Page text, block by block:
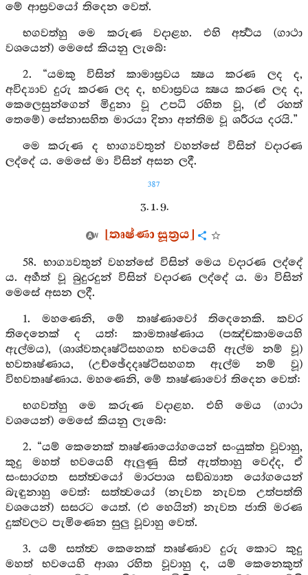
මේ ආස්‍රවයෝ තිදෙන වෙත්.
භගවත්හු මෙ කරුණ වදාළහ. එහි අර්‍ත්‍ථය (ගාථා
වශයෙන්) මෙසේ කියනු ලැබේ:
2. “යමකු විසින් කාමාස්‍රවය ක්‍ෂය කරණ ලද ද,
අවිද්‍යාව දුරු කරණ ලද ද, භවාස්‍රවය ක්‍ෂය කරණ ලද ද,
කෙලෙසුන්ගෙන් මිදුනා වූ උපධි රහිත වූ, (ඒ රහත්
තෙමේ) සේනාසහිත මාරයා දිනා අන්තිම වූ ශරීරය දරයි.”
මෙ කරුණ ද භාග්‍යවතුන් වහන්සේ විසින් වදාරණ
ලද්දේ ය. මෙසේ මා විසින් අසන ලදී.
387
3. 1. 9.
[තෘෂ්ණා සූත්‍රය]
58. භාග්‍යවතුන් වහන්සේ විසින් මෙය වදාරණ ලද්දේ
ය. අර්‍හත් වූ බුදුරදුන් විසින් වදාරණ ලද්දේ ය. මා විසින්
මෙසේ අසන ලදී.
1. මහණෙනි, මේ තෘෂ්ණාවෝ තිදෙනෙකි. කවර
තිදෙනෙක් ද යත්: කාමතෘෂ්ණාය (පඤ්චකාමයෙහි
ඇල්මය), (ශාශ්වතදෘෂ්ටිසහගත භවයෙහි ඇල්ම නම් වූ)
භවතෘෂ්ණාය, (උච්ඡේදදෘෂ්ටිසහගත ඇල්ම නම් වූ)
විභවතෘෂ්ණාය. මහණෙනි, මේ තෘෂ්ණාවෝ තිදෙන වෙත්:
භගවත්හු මෙ කරුණ වදාළහ. එහි මෙය (ගාථා
වශයෙන්) මෙසේ කියනු ලැබේ:
2. “යම් කෙනෙක් තෘෂ්ණායෝගයෙන් සංයුක්ත වූවාහු,
කුදු මහත් භවයෙහි ඇලුණු සිත් ඇත්තාහු වෙද්ද, ඒ
සංසාරගත සත්ත්‍වයෝ මාරපාශ සඞ්ඛ්‍යාත යෝගයෙන්
බැඳුනාහු වෙත්: සත්ත්‍වයෝ (නැවත නැවත උත්පත්ති
වශයෙන්) සසරට යෙත්. (එ හෙයින්) නැවත ජාති මරණ
දුක්වලට පැමිණෙන සුලු වූවාහු වෙත්.
3. යම් සත්ත්‍ව කෙනෙක් තෘෂ්ණාව දුරු කොට කුදු
මහත් භවයෙහි ආශා රහිත වූවාහු ද, යම් කෙනෙකුත්